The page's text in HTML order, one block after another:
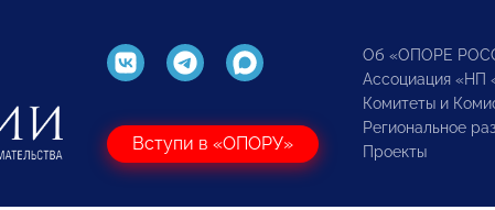
Вступи в «ОПОРУ»
Об «ОПОРЕ
Ассоциация
Комитеты и
Региональное
Проекты